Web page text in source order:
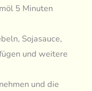
5 Minuten
Sojasauce,
und weitere
und die